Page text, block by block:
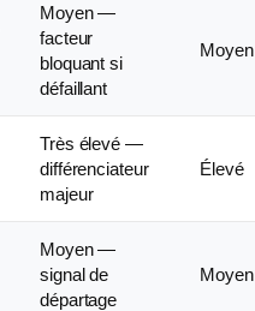
Moyen —
facteur
bloquant si
défaillant
Moyen
Très élevé —
différenciateur
majeur
Élevé
Moyen —
signal de
départage
Moyen